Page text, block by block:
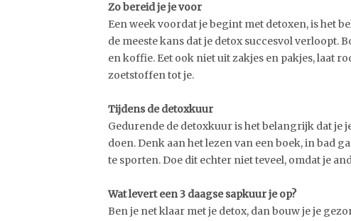
Zo bereid je je voor
Een week voordat je begint met detoxen, is het
de meeste kans dat je detox succesvol verloopt.
en koffie. Eet ook niet uit zakjes en pakjes, laat
zoetstoffen tot je.
Tijdens de detoxkuur
Gedurende de detoxkuur is het belangrijk dat je
doen. Denk aan het lezen van een boek, in bad
te sporten. Doe dit echter niet teveel, omdat je
Wat levert een 3 daagse sapkuur je op?
Ben je net klaar met je detox, dan bouw je je